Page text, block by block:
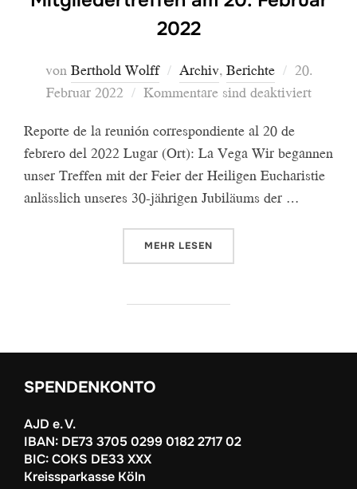
2022
vonBerthold Wolff Archiv,Berichte
am
20.
Februar 2022
Kommentare sind deaktiviert
Reporte de la reunión correspondiente al 20 de
febrero del 2022 Lugar (Ort): La Vega Wir begannen
unser Treffen mit der Feier der Heiligen Eucharistie
anlässlich unseres 30-jährigen Jubiläums der …
MEHR ÜBER „BERICHT ÜBER DAS
LESEN
SPENDENKONTO
AJD e. V.
IBAN: DE73 3705 0299 0182 2717 02
BIC: COKS DE33 XXX
Kreissparkasse Köln